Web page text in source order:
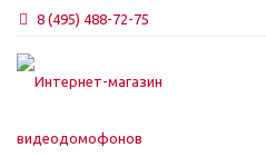
8 (495) 488-72-75